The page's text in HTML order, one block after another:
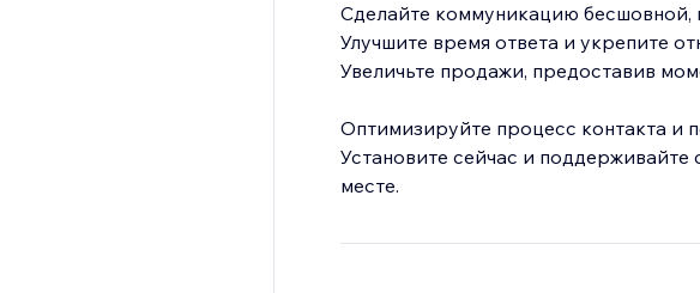
Сделайте коммуникацию бесшовной,
Улучшите время ответа и укрепите
Увеличьте продажи, предоставив
Оптимизируйте процесс контакта и
Установите сейчас и
месте.